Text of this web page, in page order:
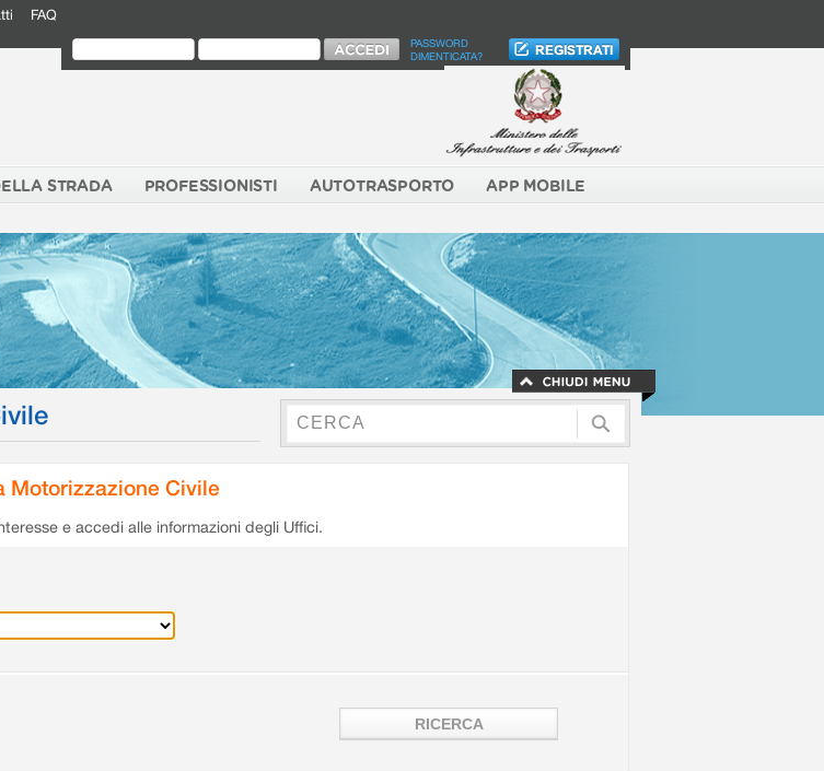
FAQ
PASSWORD
DIMENTICATA?
STRADA PROFESSIONISTI AUTOTRASPORTO APP MOBILE
Motorizzazione Civile
e accedi alle informazioni degli Uffici.